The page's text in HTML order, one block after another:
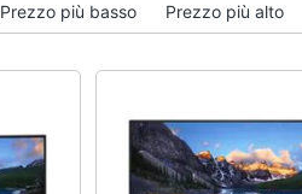
Prezzo più basso Prezzo più alto